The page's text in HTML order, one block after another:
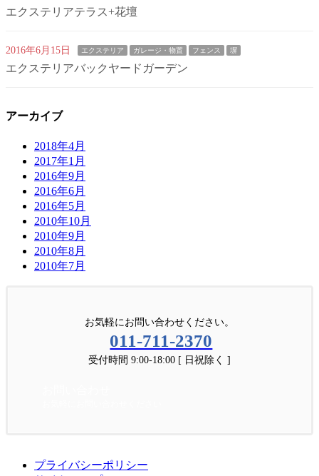
エクステリアテラス+花壇
2016年6月15日 エクステリア ガレージ・物置 フェンス 塀
エクステリアバックヤードガーデン
アーカイブ
2018年4月
2017年1月
2016年9月
2016年6月
2016年5月
2010年10月
2010年9月
2010年8月
2010年7月
お気軽にお問い合わせください。
011-711-2370
受付時間 9:00-18:00 [ 日祝除く ]
プライバシーポリシー